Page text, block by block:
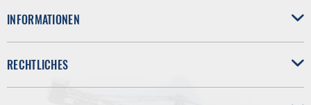
INFORMATIONEN
RECHTLICHES